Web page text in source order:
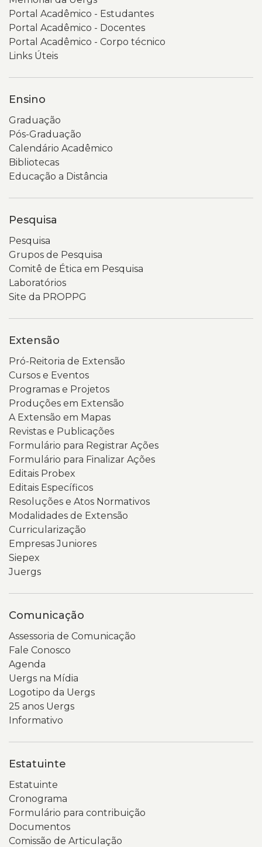
Portal Acadêmico - Estudantes
Portal Acadêmico - Docentes
Portal Acadêmico - Corpo técnico
Links Úteis
Ensino
Graduação
Pós-Graduação
Calendário Acadêmico
Bibliotecas
Educação a Distância
Pesquisa
Pesquisa
Grupos de Pesquisa
Comitê de Ética em Pesquisa
Laboratórios
Site da PROPPG
Extensão
Pró-Reitoria de Extensão
Cursos e Eventos
Programas e Projetos
Produções em Extensão
A Extensão em Mapas
Revistas e Publicações
Formulário para Registrar Ações
Formulário para Finalizar Ações
Editais Probex
Editais Específicos
Resoluções e Atos Normativos
Modalidades de Extensão
Curricularização
Empresas Juniores
Siepex
Juergs
Comunicação
Assessoria de Comunicação
Fale Conosco
Agenda
Uergs na Mídia
Logotipo da Uergs
25 anos Uergs
Informativo
Estatuinte
Estatuinte
Cronograma
Formulário para contribuição
Documentos
Comissão de Articulação